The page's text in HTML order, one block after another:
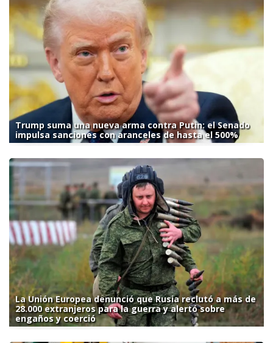
Trump suma una nueva arma contra Putin: el Senado
impulsa sanciones con aranceles de hasta el 500%
La Unión Europea denunció que Rusia reclutó a más de
28.000 extranjeros para la guerra y alertó sobre
engaños y coerció